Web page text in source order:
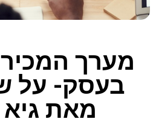
מערך
בעסק- על
מאת גיא